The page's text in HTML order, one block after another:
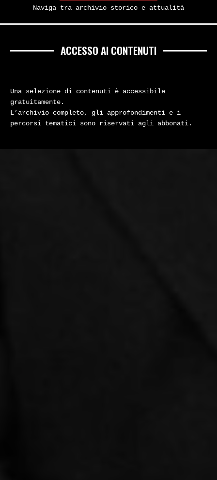
Naviga tra archivio storico e attualità
ACCESSO AI CONTENUTI
Una selezione di contenuti è accessibile
gratuitamente.
L’archivio completo, gli approfondimenti e i
percorsi tematici sono riservati agli abbonati.